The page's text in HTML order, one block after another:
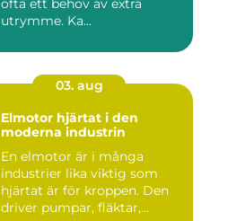
utrymme. Ka...
03. aug
Elmotor hjärtat i den
moderna industrin
En elmotor är i många
industrier lika viktig som
hjärtat är för kroppen. Den
driver pumpar, fläktar,...